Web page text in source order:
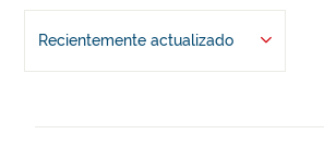
Recientemente actualizado